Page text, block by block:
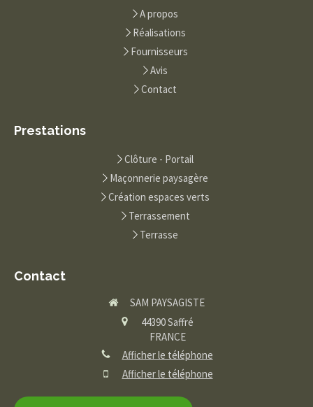
A propos
Réalisations
Fournisseurs
Avis
Contact
Prestations
Clôture - Portail
Maçonnerie paysagère
Création espaces verts
Terrassement
Terrasse
Contact
SAM PAYSAGISTE
44390Saffré
FRANCE
Afficher le téléphone
Afficher le téléphone